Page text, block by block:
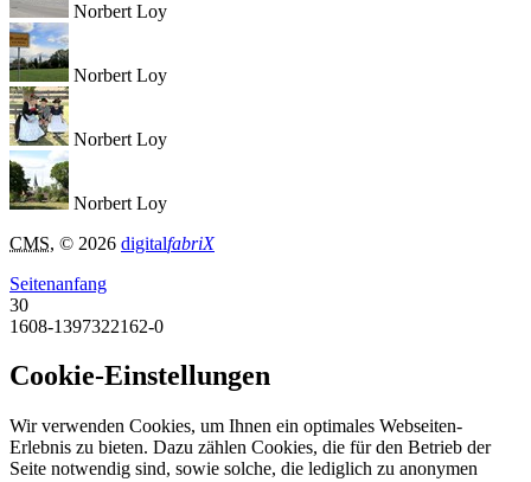
Norbert Loy
Norbert Loy
Norbert Loy
Norbert Loy
CMS, © 2026 digitalfabriX
Seitenanfang
30
1608-1397322162-0
Cookie-Einstellungen
Wir verwenden Cookies, um Ihnen ein optimales Webseiten-
Erlebnis zu bieten. Dazu zählen Cookies, die für den Betrieb der
Seite notwendig sind, sowie solche, die lediglich zu anonymen